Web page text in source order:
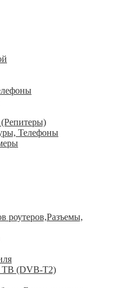
(Репитеры)
Телефоны
роутеров,Разъемы,
ТВ (DVB-T2)